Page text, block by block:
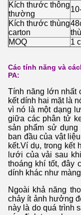
Kích thước thông
thường
Kích thước thùng
carton
MOQ
1
Các tính năng và
PA:
Tính năng lớn nhất
kết dính hai mặt là
vì nó là một dạng
giữa các phân tử
sản phẩm sử
ban đầu của vật
kết.Ví dụ, trong kết
lưới của vải sau
thoáng khí tốt, đây
dính khác như
Ngoài khả năng
chảy ít ảnh hưởng
này là do quá trình